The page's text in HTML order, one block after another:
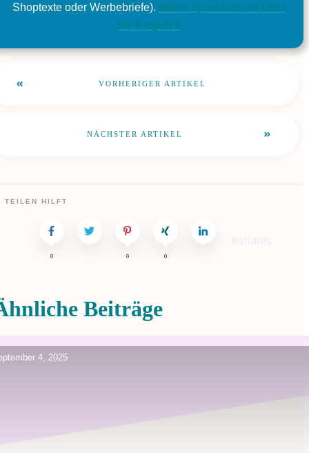
Shoptexte oder Werbebriefe). Wann sprechen wir über
Ihr Projekt?
VORHERIGER ARTIKEL
NÄCHSTER ARTIKEL
TEILEN HILFT
0 0 0
Beiträge
4, 2025